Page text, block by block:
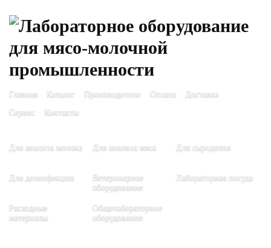
Главная Каталог Производители Оплата
Доставка
Сервис
Контакты
Для анализа молока Для анализа мяса Для сыроделия
Для дезинфекции
Ветеринарное
оборудование
Лабораторная посуда
Расходные
материалы
Общелабораторное
оборудование